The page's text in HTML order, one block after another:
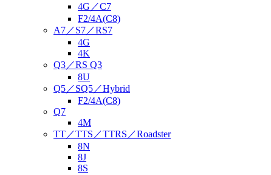
4G／C7
F2/4A(C8)
A7／S7／RS7
4G
4K
Q3／RS Q3
8U
Q5／SQ5／Hybrid
F2/4A(C8)
Q7
4M
TT／TTS／TTRS／Roadster
8N
8J
8S